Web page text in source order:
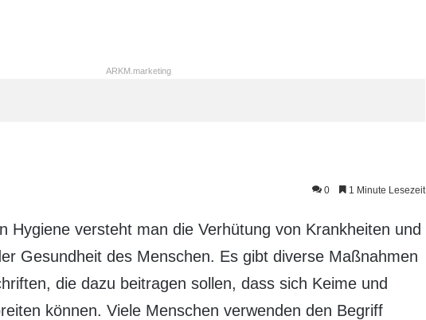
ARKM.marketing
0 1 Minute Lesezeit
Hygiene versteht man die Verhütung von Krankheiten und
Gesundheit des Menschen. Es gibt diverse Maßnahmen
die dazu beitragen sollen, dass sich Keime und
können. Viele Menschen verwenden den Begriff